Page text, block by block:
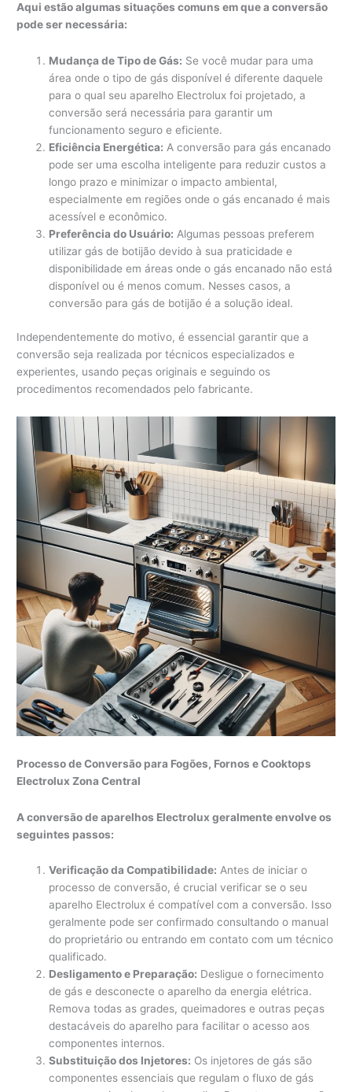
Aqui estão algumas situações comuns em que a conversão
pode ser necessária:
Mudança de Tipo de Gás: Se você mudar para uma
área onde o tipo de gás disponível é diferente daquele
para o qual seu aparelho Electrolux foi projetado, a
conversão será necessária para garantir um
funcionamento seguro e eficiente.
Eficiência Energética: A conversão para gás encanado
pode ser uma escolha inteligente para reduzir custos a
longo prazo e minimizar o impacto ambiental,
especialmente em regiões onde o gás encanado é mais
acessível e econômico.
Preferência do Usuário: Algumas pessoas preferem
utilizar gás de botijão devido à sua praticidade e
disponibilidade em áreas onde o gás encanado não está
disponível ou é menos comum. Nesses casos, a
conversão para gás de botijão é a solução ideal.
Independentemente do motivo, é essencial garantir que a
conversão seja realizada por técnicos especializados e
experientes, usando peças originais e seguindo os
procedimentos recomendados pelo fabricante.
Processo de Conversão para Fogões, Fornos e Cooktops
Electrolux Zona Central
A conversão de aparelhos Electrolux geralmente envolve os
seguintes passos:
Verificação da Compatibilidade: Antes de iniciar o
processo de conversão, é crucial verificar se o seu
aparelho Electrolux é compatível com a conversão. Isso
geralmente pode ser confirmado consultando o manual
do proprietário ou entrando em contato com um técnico
qualificado.
Desligamento e Preparação: Desligue o fornecimento
de gás e desconecte o aparelho da energia elétrica.
Remova todas as grades, queimadores e outras peças
destacáveis do aparelho para facilitar o acesso aos
componentes internos.
Substituição dos Injetores: Os injetores de gás são
componentes essenciais que regulam o fluxo de gás